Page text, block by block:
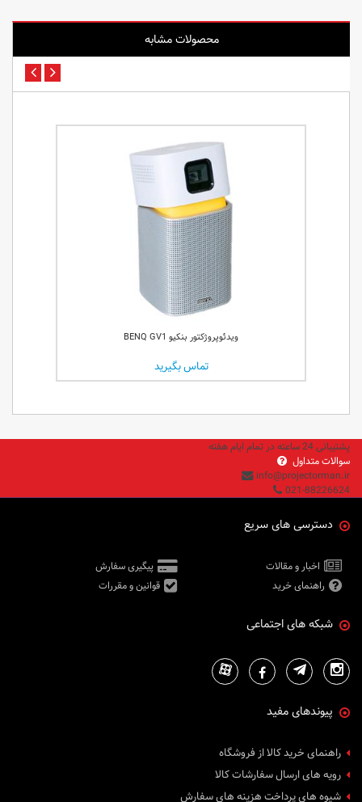
محصولات مشابه
ویدئوپروژکتور بنکیو BENQ GV1
تماس بگیرید
پشتیبانی 24 ساعته در تمام ایام هفته
سوالات متداول
info@projectorman.ir
021-88226624
دسترسی های سریع
اخبار و مقالات
پیگیری سفارش
راهنمای خرید
قوانین و مقررات
شبکه های اجتماعی
پیوندهای مفید
راهنمای خرید کالا از فروشگاه
رویه های ارسال سفارشات کالا
شیوه های پرداخت هزینه های سفارش